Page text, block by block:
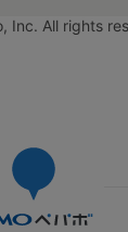
Inc. All rights